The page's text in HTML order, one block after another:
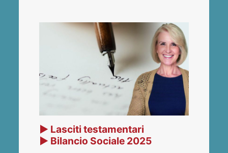
▶ Lasciti testamentari
▶ Bilancio Sociale 2025